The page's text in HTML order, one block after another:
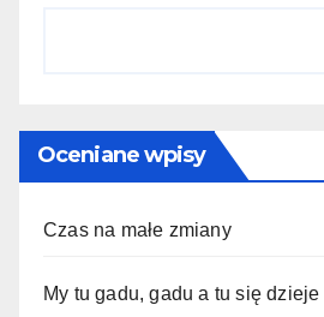
Oceniane wpisy
Czas na małe zmiany
My tu gadu, gadu a tu się dzieje